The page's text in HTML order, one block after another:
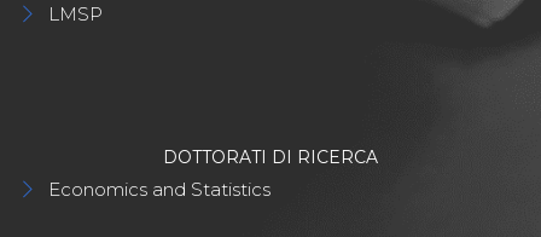
LMSP
DOTTORATI DI RICERCA
Economics and Statistics